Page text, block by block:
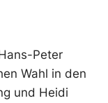
Peter
Wahl in den
und Heidi